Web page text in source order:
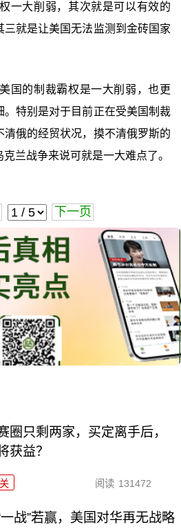
一大削弱，其次就是可以有效的
就是让美国无法监测到金砖国家
国的制裁霸权是一大削弱，也更
。特别是对于目前正在受美国制裁
清俄的经贸状况，摸不清俄罗斯的
兰战争来说可就是一大难点了。
下一页
圈只剩两家，买定离手后，
获益？
阅读 131472
一战”若赢，美国对华再无战略